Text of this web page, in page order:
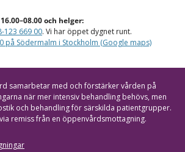
och helger:
123 669 00. Vi har öppet dygnet runt.
på Södermalm i Stockholm (Google maps)
samarbetar med och förstärker vården på
när mer intensiv behandling behövs, men
och behandling för särskilda patientgrupper.
remiss från en öppenvårdsmottagning.